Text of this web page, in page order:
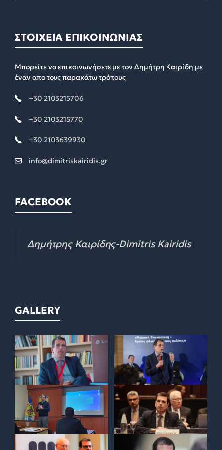
ΣΤΟΙΧΕΙΑ ΕΠΙΚΟΙΝΩΝΙΑΣ
Μπορείτε να επικοινωνήσετε με τον Δημήτρη Καιρίδη με
έναν απο τους παρακάτω τρόπους
+30 2103215706
+30 2103215770
+30 2103639930
info@dimitriskairidis.gr
FACEBOOK
Δημήτρης Καιρίδης-Dimitris Kairidis
GALLERY